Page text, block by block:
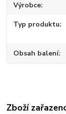
Výrobce
Typ produktu
Obsah balení
Zboží